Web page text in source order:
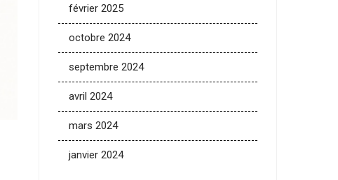
février 2025
octobre 2024
septembre 2024
avril 2024
mars 2024
janvier 2024